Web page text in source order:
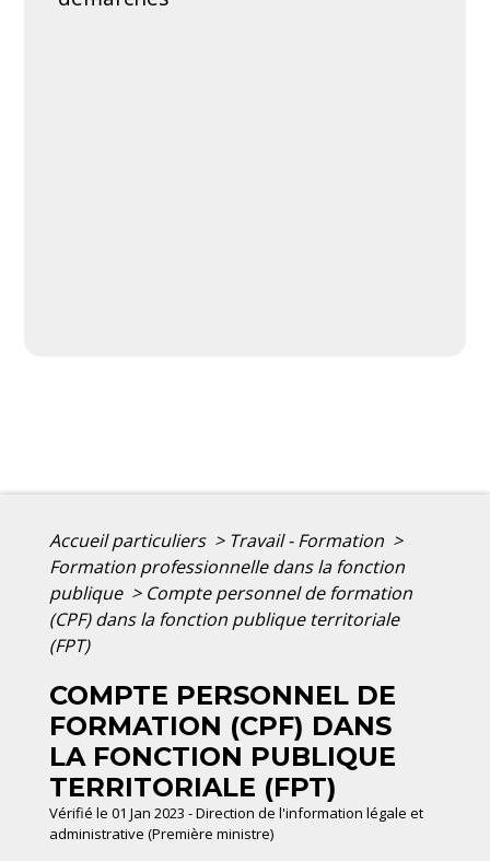
Accueil particuliers > Travail - Formation >
Formation professionnelle dans la fonction
publique > Compte personnel de formation
(CPF) dans la fonction publique territoriale
(FPT)
COMPTE PERSONNEL DE
FORMATION (CPF) DANS
LA FONCTION PUBLIQUE
TERRITORIALE (FPT)
Vérifié le 01 Jan 2023 - Direction de l'information légale et
administrative (Première ministre)